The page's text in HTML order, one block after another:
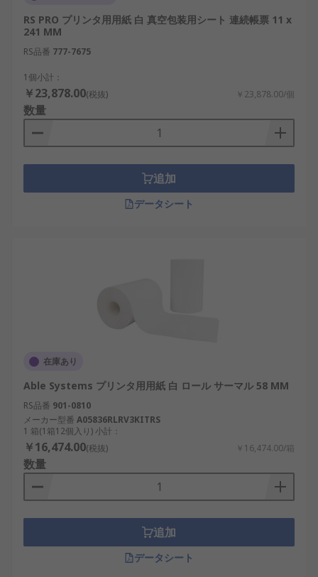
RS PRO プリンタ用用紙 白 真空包装用シート 連続帳票 11 x
241 MM
RS品番 777-7675
1個小計：
￥23,878.00(税抜) ￥23,878.00/個
数量
追加
データシート
在庫あり
Able Systems プリンタ用用紙 白 ロール サーマル 58 MM
RS品番 901-0810
メーカー型番 A05836RLRV3KITRS
1 箱(1箱12個入り) 小計：
￥16,474.00(税抜) ￥16,474.00/箱
数量
追加
データシート